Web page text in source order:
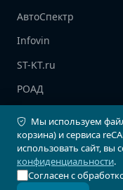
АвтоСпектр
Infovin
ST-KT.ru
РОАД
© 2026 Автостат Инфо.
Мы используем
корзина) и сервиса
использовать сайт, вы
конфиденциальности.
Согласен с